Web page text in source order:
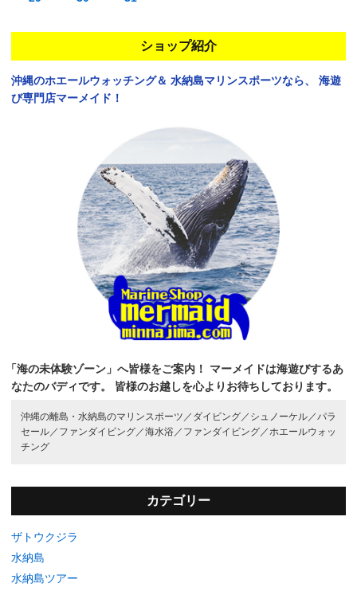
ショップ紹介
沖縄のホエールウォッチング＆ 水納島マリンスポーツなら、
海遊
び専門店マーメイド！
「海の未体験ゾーン」へ皆様をご案内！
マーメイドは海遊びするあ
なたのバディです。
皆様のお越しを心よりお待ちしております。
沖縄の離島・水納島のマリンスポーツ／ ダイビング／ シュノーケル／ パラ
セール／ ファンダイビング／海水浴／ ファンダイビング／ ホエールウォッ
チング
カテゴリー
ザトウクジラ
水納島
水納島ツアー